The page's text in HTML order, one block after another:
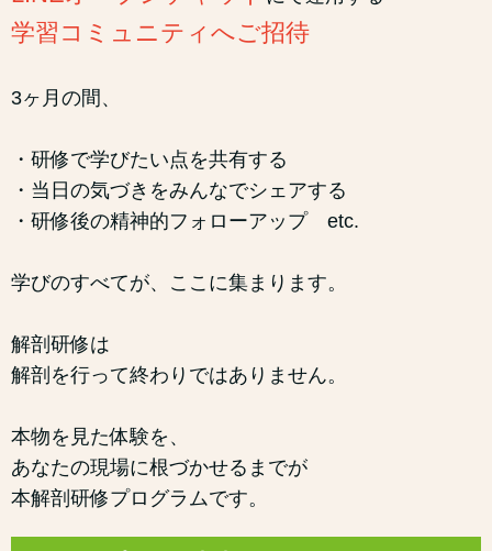
学習コミュニティへご招待
3ヶ月の間、
・研修で学びたい点を共有する
・当日の気づきをみんなでシェアする
・研修後の精神的フォローアップ etc.
学びのすべてが、ここに集まります。
解剖研修は
解剖を行って終わりではありません。
本物を見た体験を、
あなたの現場に根づかせるまでが
本解剖研修プログラムです。